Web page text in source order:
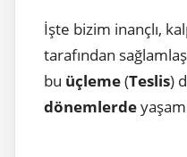
İşte bizim inançlı,
tarafından
bu üçleme(Teslis)
dönemlerde